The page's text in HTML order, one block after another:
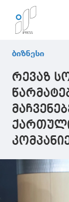
ბიზნესი
რევაზ